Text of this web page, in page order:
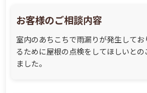
お客様のご相談内容
室内のあちこちで雨漏りが発生して
るために屋根の点検をしてほしいと
ました。